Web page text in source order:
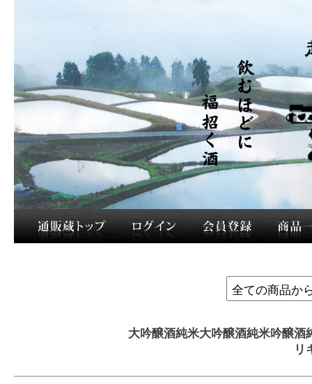
大吟醸酒純米大吟醸酒純米吟醸酒
リ